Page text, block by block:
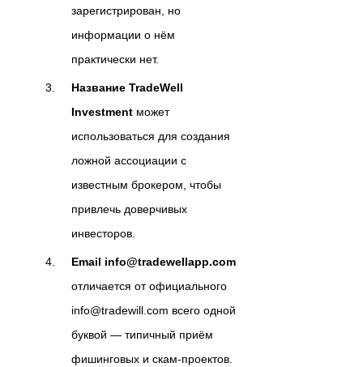
зарегистрирован, но
информации о нём
практически нет.
Название TradeWell
Investment может
использоваться для создания
ложной ассоциации с
известным брокером, чтобы
привлечь доверчивых
инвесторов.
Email info@tradewellapp.com
отличается от официального
info@tradewill.com всего одной
буквой — типичный приём
фишинговых и скам-проектов.